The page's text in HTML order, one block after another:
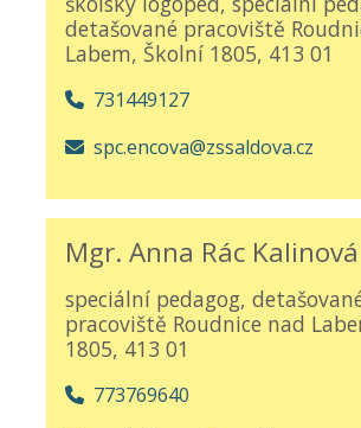
detašované pracoviště
Labem, Školní 1805, 413 01
731449127
spc.encova@zssaldova.cz
Mgr. Anna Rác Kalinová
speciální pedagog,
pracoviště Roudnice nad
1805, 413 01
773769640